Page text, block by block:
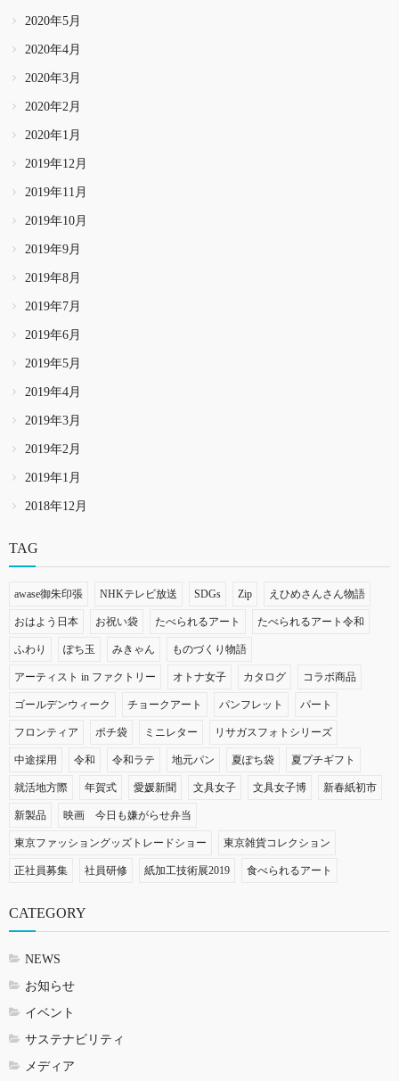
2020年5月
2020年4月
2020年3月
2020年2月
2020年1月
2019年12月
2019年11月
2019年10月
2019年9月
2019年8月
2019年7月
2019年6月
2019年5月
2019年4月
2019年3月
2019年2月
2019年1月
2018年12月
TAG
awase御朱印張 NHKテレビ放送 SDGs Zip えひめさんさん物語
おはよう日本 お祝い袋 たべられるアート たべられるアート令和
ふわり ぽち玉 みきゃん ものづくり物語
アーティスト in ファクトリー オトナ女子 カタログ コラボ商品
ゴールデンウィーク チョークアート パンフレット パート
フロンティア ポチ袋 ミニレター リサガスフォトシリーズ
中途採用 令和 令和ラテ 地元パン 夏ぽち袋 夏プチギフト
就活地方際 年賀式 愛媛新聞 文具女子 文具女子博 新春紙初市
新製品 映画 今日も嫌がらせ弁当
東京ファッショングッズトレードショー 東京雑貨コレクション
正社員募集 社員研修 紙加工技術展2019 食べられるアート
CATEGORY
NEWS
お知らせ
イベント
サステナビリティ
メディア